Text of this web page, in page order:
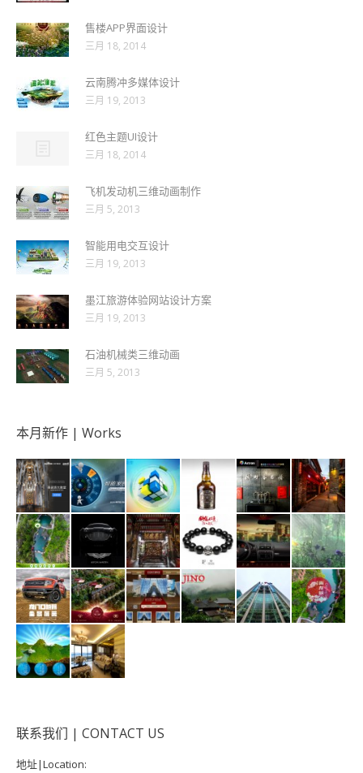
售楼APP界面设计
三月 18, 2014
云南腾冲多媒体设计
三月 19, 2013
红色主题UI设计
三月 18, 2014
飞机发动机三维动画制作
三月 5, 2013
智能用电交互设计
三月 19, 2013
墨江旅游体验网站设计方案
三月 19, 2013
石油机械类三维动画
三月 5, 2013
本月新作 | Works
联系我们 | CONTACT US
地址|Location: